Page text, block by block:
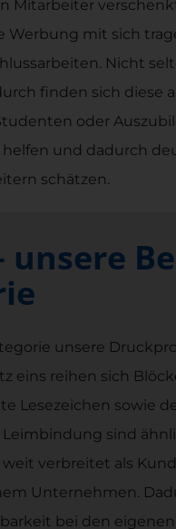
Mitarbeiter
Werbung mit sich
Nicht
finden sich diese
oder
und dadurch
schätzen.
unsere
unsere
eins reihen sich
Lesezeichen sowie
sind
verbreitet als
Unternehmen.
bei den